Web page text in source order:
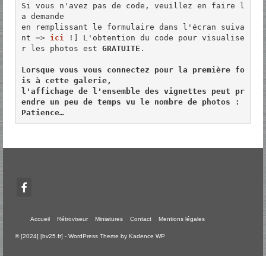
Si vous n'avez pas de code, veuillez en faire l
a demande
en remplissant le formulaire dans l'écran suiva
nt => ici
!] L'obtention du code pour visualise
r les photos est GRATUITE .
Lorsque vous vous connectez pour la première fo
is à cette galerie,
l'affichage de l'ensemble des vignettes peut pr
endre un peu de temps vu le nombre de photos :
Patience…
Accueil Rétroviseur Miniatures Contact Mentions légales
© [2024] [bv25.fr] - WordPress Theme by Kadence WP